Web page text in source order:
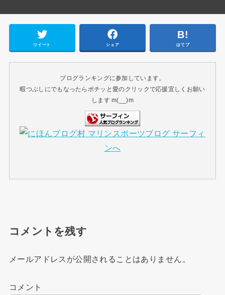
ツイート シェア はてブ
ブログランキングに参加しています。
暇つぶしにでもなったらポチッと愛のクリックで応援宜しくお願い
します m(__)m
コメントを残す
メールアドレスが公開されることはありません。
コメント